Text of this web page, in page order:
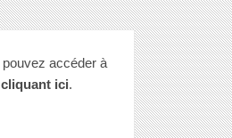
accéder à
ici.